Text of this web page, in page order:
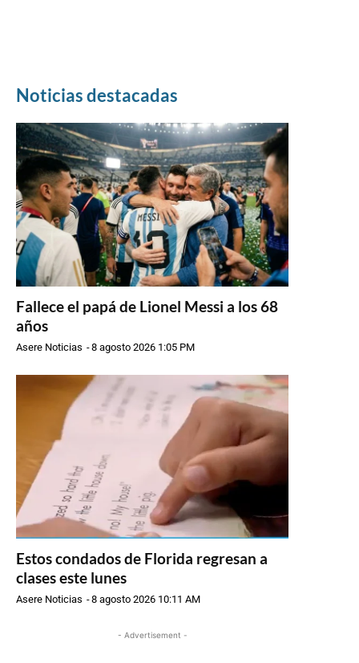
Noticias destacadas
Fallece el papá de Lionel Messi a los 68
años
Asere Noticias -8 agosto 2026 1:05 PM
Estos condados de Florida regresan a
clases este lunes
Asere Noticias -8 agosto 2026 10:11 AM
- Advertisement -